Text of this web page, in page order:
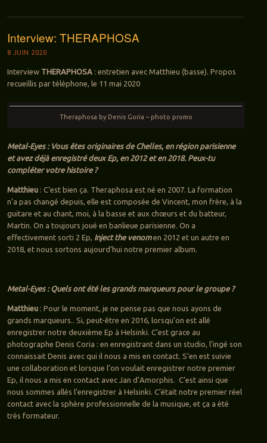
Interview: THERAPHOSA
8 JUIN 2020
Interview THERAPHOSA: entretien avec Matthieu (basse). Propos
recueillis par téléphone, le 11 mai 2020
Theraphosa by Denis Goria – photo promo
Metal-Eyes : Vous êtes originaires de Chelles, en région parisienne
et avez déjà enregistré deux Ep, en 2012 et en 2018. Peux-tu
compléter votre histoire ?
Matthieu: C’est bien ça. Theraphosa est né en 2007. La formation
n’a pas changé depuis, elle est composée de Vincent, mon frère, à la
guitare et au chant, moi, à la basse et aux chœurs et du batteur,
Martin. On a toujours joué en banlieue parisienne. On a
effectivement sorti 2 Ep, Inject the venomen 2012 et un autre en
2018, et nous sortons aujourd’hui notre premier album.
Metal-Eyes : Quels ont été les grands marqueurs pour le groupe ?
Matthieu: Pour le moment, je ne pense pas que nous ayons de
grands marqueurs.. Si, peut-être en 2016, lorsqu’on est allé
enregistrer notre deuxième Ep à Helsinki. C’est grace au
photographe Denis Coria : en enregistrant dans un studio, l’ingé son
connaissait Denis avec qui il nous a mis en contact. S’en est suivie
une collaboration et lorsque l’on voulait enregistrer notre premier
Ep, il nous a mis en contact avec Jan d’Amorphis. C’est ainsi que
nous sommes allés l’enregistrer à Helsinki. C’était notre premier réel
contact avec la sphère professionnelle de la musique, et ça a été
très formateur.